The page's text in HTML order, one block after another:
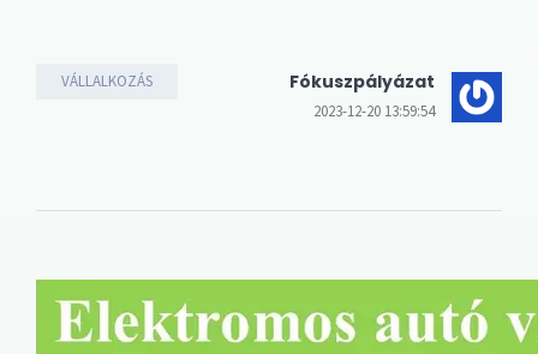
VÁLLALKOZÁS Fókuszpályázat
2023-12-20 13:59:54